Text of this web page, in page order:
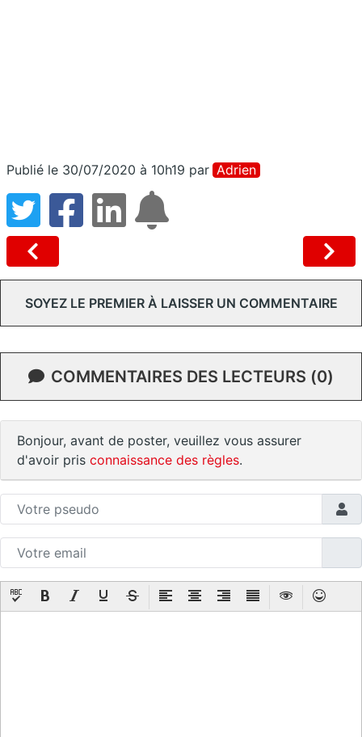
Publié le 30/07/2020 à 10h19 par Adrien
SOYEZ LE PREMIER À LAISSER UN COMMENTAIRE
COMMENTAIRES DES LECTEURS (0)
Bonjour, avant de poster, veuillez vous assurer
d'avoir pris connaissance des règles.